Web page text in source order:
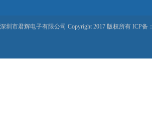
深圳市君辉电子有限公司 Copyright 2017 版权所有 ICP备：